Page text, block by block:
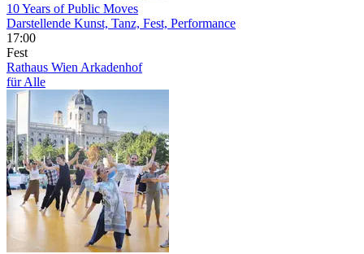
10 Years of Public Moves
Darstellende Kunst, Tanz, Fest, Performance
17:00
Fest
Rathaus Wien Arkadenhof
für Alle